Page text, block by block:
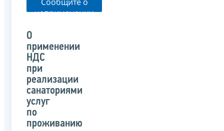
неприменении
указанного
О
применении
НДС
при
реализации
санаториями
услуг
по
проживанию